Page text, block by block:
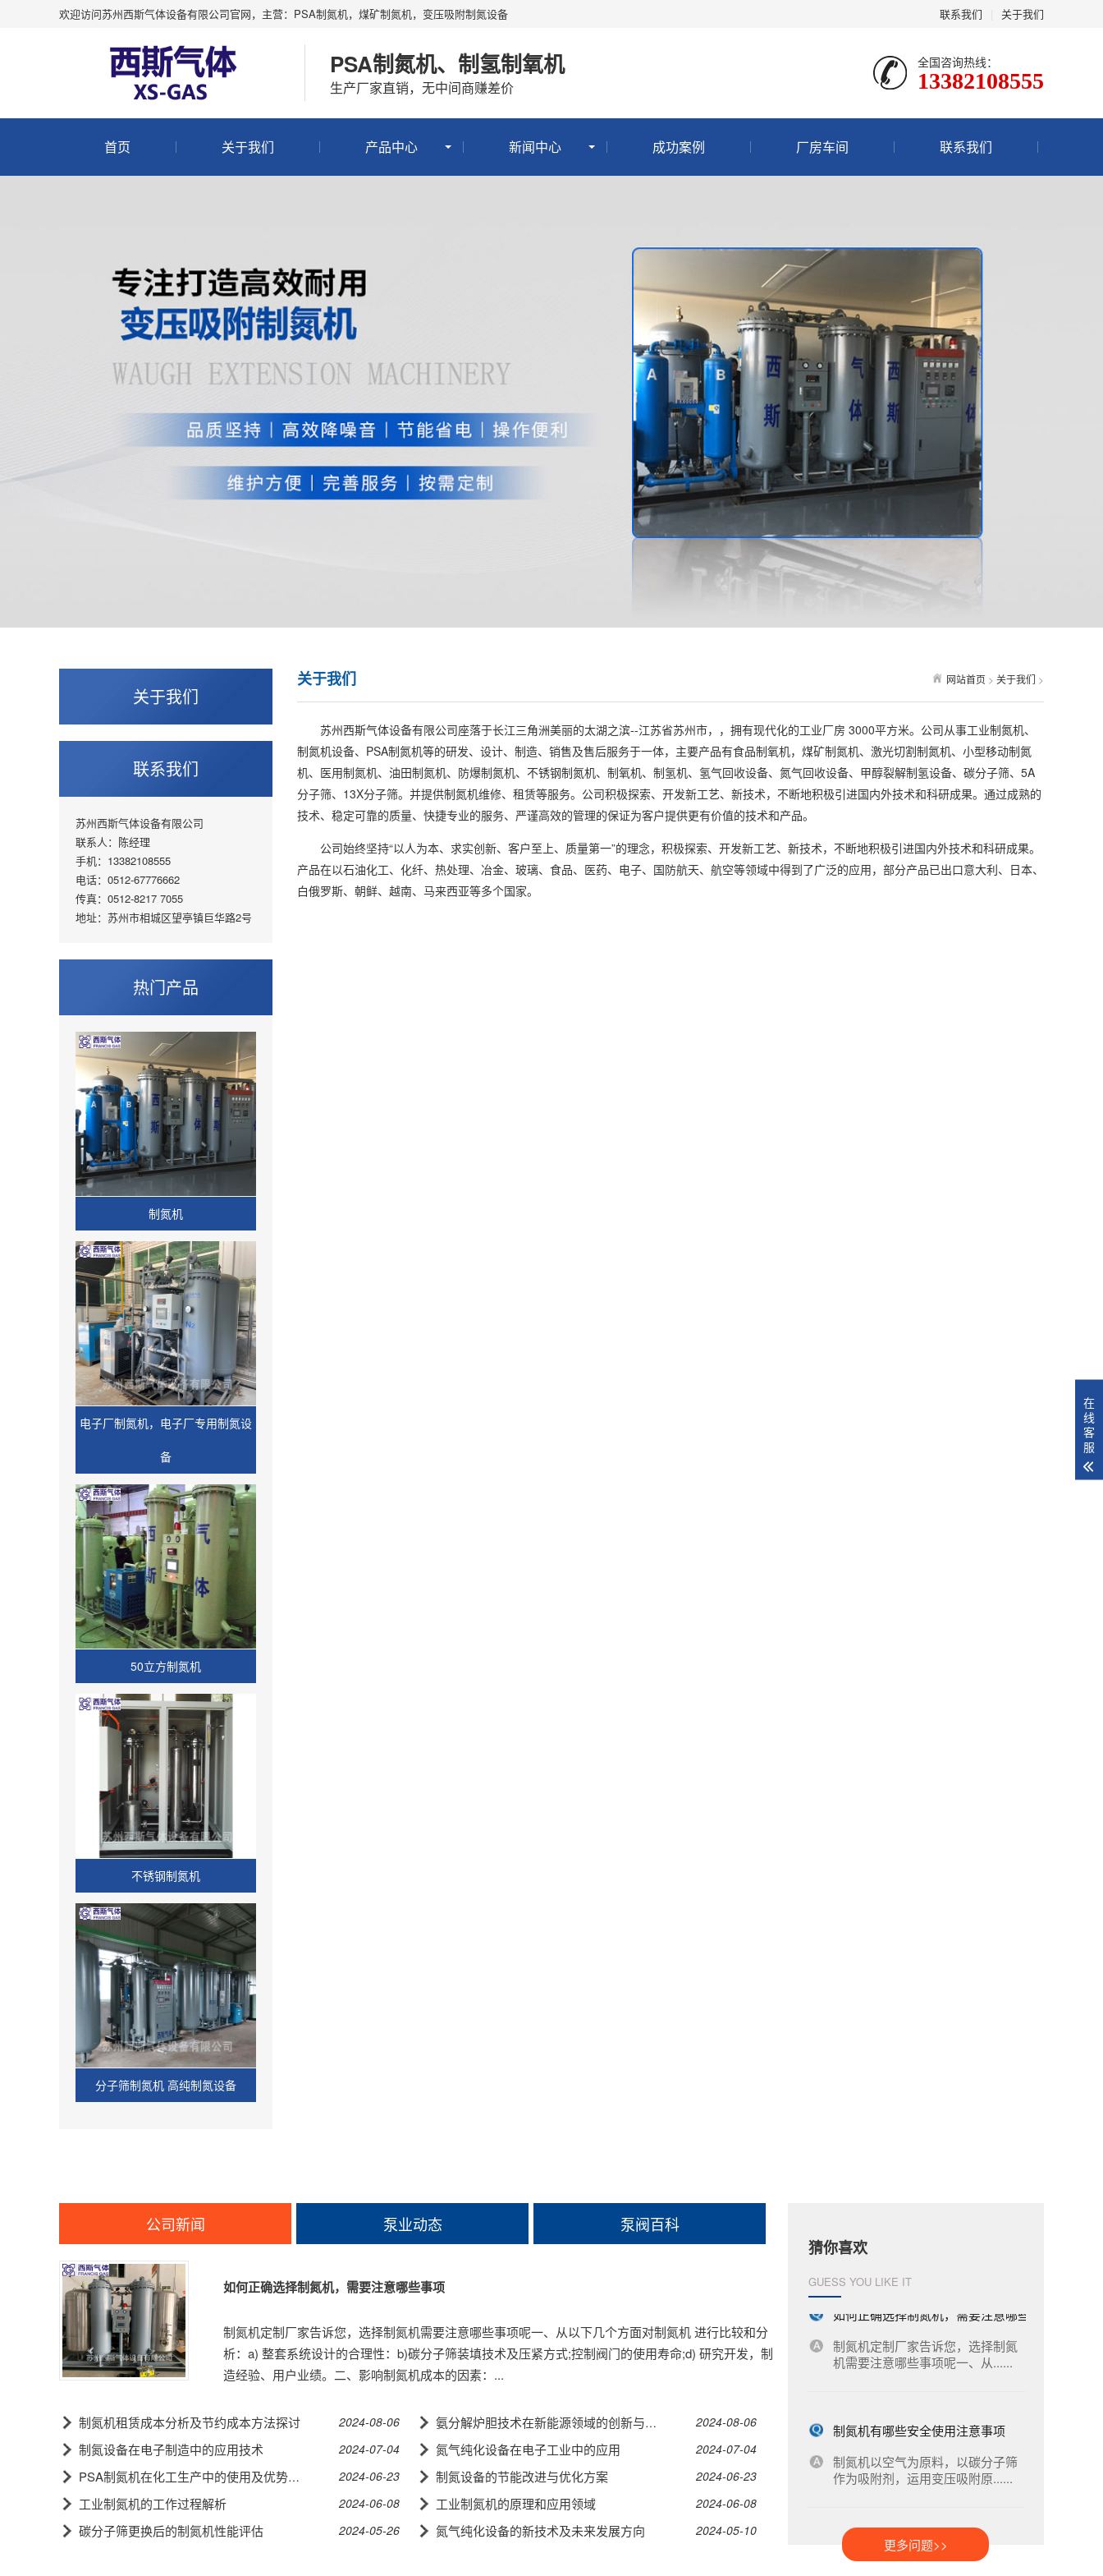
联系我们 关于我们
欢迎访问苏州西斯气体设备有限公司官网，主营：PSA制氮机，煤矿制氮机，变压吸附制氮设备
PSA制氮机、制氢制氧机
生产厂家直销，无中间商赚差价
全国咨询热线：
13382108555
首页 关于我们 产品中心 新闻中心 成功案例 厂房车间 联系我们
关于我们
联系我们
苏州西斯气体设备有限公司
联系人：陈经理
手机：13382108555
电话：0512-67776662
传真：0512-8217 7055
地址：苏州市相城区望亭镇巨华路2号
热门产品
制氮机
电子厂制氮机，电子厂专用制氮设
备
50立方制氮机
不锈钢制氮机
分子筛制氮机 高纯制氮设备
网站首页 > 关于我们 >
关于我们
苏州西斯气体设备有限公司座落于长江三角洲美丽的太湖之滨--江苏省苏州市，，拥有现代化的工业厂房 3000平方米。公司从事工业制氮机、
制氮机设备、PSA制氮机等的研发、设计、制造、销售及售后服务于一体，主要产品有食品制氧机，煤矿制氮机、激光切割制氮机、小型移动制氮
机、医用制氮机、油田制氮机、防爆制氮机、不锈钢制氮机、制氧机、制氢机、氢气回收设备、氮气回收设备、甲醇裂解制氢设备、碳分子筛、5A
分子筛、13X分子筛。并提供制氮机维修、租赁等服务。公司积极探索、开发新工艺、新技术，不断地积极引进国内外技术和科研成果。通过成熟的
技术、稳定可靠的质量、快捷专业的服务、严谨高效的管理的保证为客户提供更有价值的技术和产品。
公司始终坚持“以人为本、求实创新、客户至上、质量第一”的理念，积极探索、开发新工艺、新技术，不断地积极引进国内外技术和科研成果。
产品在以石油化工、化纤、热处理、冶金、玻璃、食品、医药、电子、国防航天、航空等领域中得到了广泛的应用，部分产品已出口意大利、日本、
白俄罗斯、朝鲜、越南、马来西亚等多个国家。
公司新闻 泵业动态 泵阀百科
如何正确选择制氮机，需要注意哪些事项
制氮机定制厂家告诉您，选择制氮机需要注意哪些事项呢一、从以下几个方面对制氮机 进行比较和分
析：a) 整套系统设计的合理性：b)碳分子筛装填技术及压紧方式;控制阀门的使用寿命;d) 研究开发，制
造经验、用户业绩。二、影响制氮机成本的因素：...
2024-08-06
制氮机租赁成本分析及节约成本方法探讨 2024-08-06
氨分解炉胆技术在新能源领域的创新与应用
2024-07-04
制氮设备在电子制造中的应用技术 2024-07-04
氮气纯化设备在电子工业中的应用
2024-06-23
PSA制氮机在化工生产中的使用及优势分析 2024-06-23
制氮设备的节能改进与优化方案
2024-06-08
工业制氮机的工作过程解析 2024-06-08
工业制氮机的原理和应用领域
2024-05-26
碳分子筛更换后的制氮机性能评估 2024-05-10
氮气纯化设备的新技术及未来发展方向
猜你喜欢
GUESS YOU LIKE IT
作为吸附剂，运用变压吸附原......
制氮机定制厂家告诉您，选择制氮
机需要注意哪些事项呢一、从......
制氮机有哪些安全使用注意事项
制氮机以空气为原料，以碳分子筛
作为吸附剂，运用变压吸附原......
如何正确选择制氮机，需要注意哪些事项
更多问题>>
在
线
客
服